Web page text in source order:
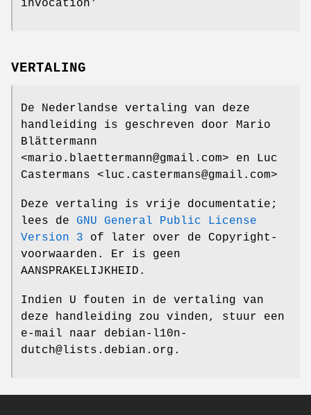
invocation'
VERTALING
De Nederlandse vertaling van deze
handleiding is geschreven door Mario
Blättermann
<mario.blaettermann@gmail.com> en Luc
Castermans <luc.castermans@gmail.com>
Deze vertaling is vrije documentatie;
lees de GNU General Public License
Version 3 of later over de Copyright-
voorwaarden. Er is geen
AANSPRAKELIJKHEID.
Indien U fouten in de vertaling van
deze handleiding zou vinden, stuur een
e-mail naar debian-l10n-
dutch@lists.debian.org.